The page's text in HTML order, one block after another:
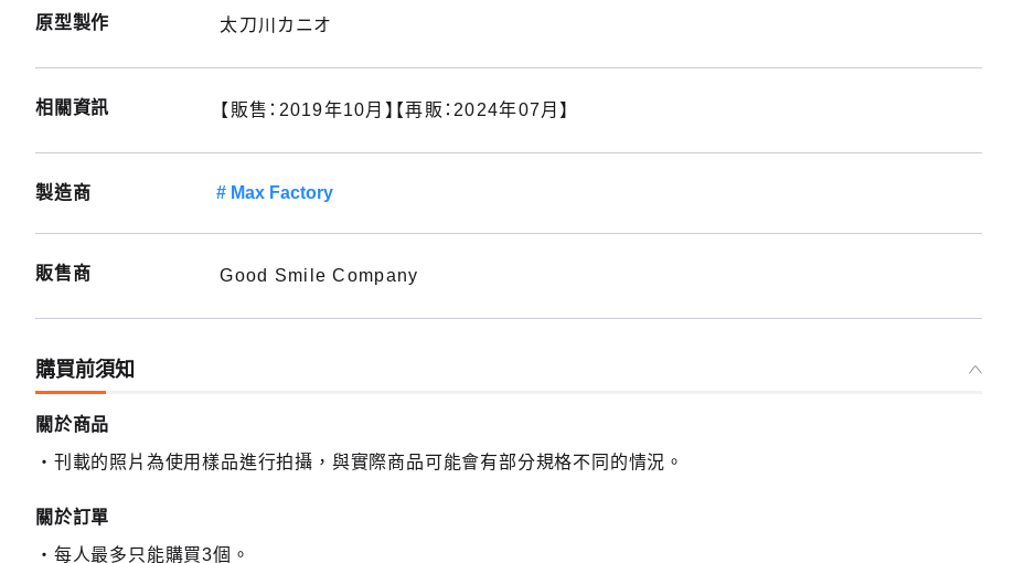
原型製作 太刀川カニオ
相關資訊 【販售：2019年10月】【再販：2024年07月】
製造商 Max Factory
販售商 Good Smile Company
購買前須知
關於商品
刊載的照片為使用樣品進行拍攝，與實際商品可能會有部分規格不同的情況。
關於訂單
每人最多只能購買3個。